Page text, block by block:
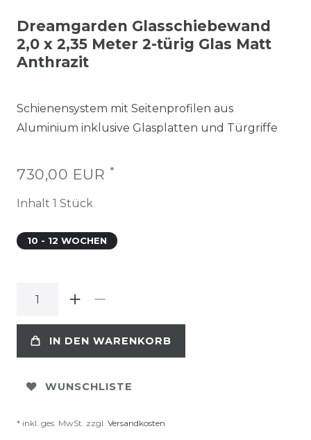
Dreamgarden Glasschiebewand
2,0 x 2,35 Meter 2-türig Glas Matt
Anthrazit
Schienensystem mit Seitenprofilen aus
Aluminium inklusive Glasplatten und Türgriffe
730,00 EUR *
Inhalt 1 Stück
10 - 12 WOCHEN
IN DEN WARENKORB
WUNSCHLISTE
* inkl. ges. MwSt. zzgl. Versandkosten